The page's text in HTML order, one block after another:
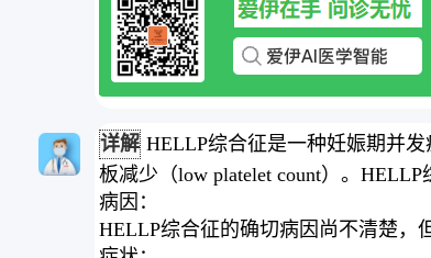
详解 HELLP综合征是一种妊娠期并发
板减少（low platelet count）。
病因：
HELLP综合征的确切病因尚不清楚，